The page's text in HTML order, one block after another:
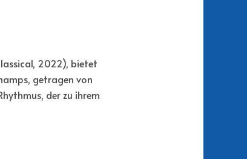
2022), bietet
getragen von
der zu ihrem